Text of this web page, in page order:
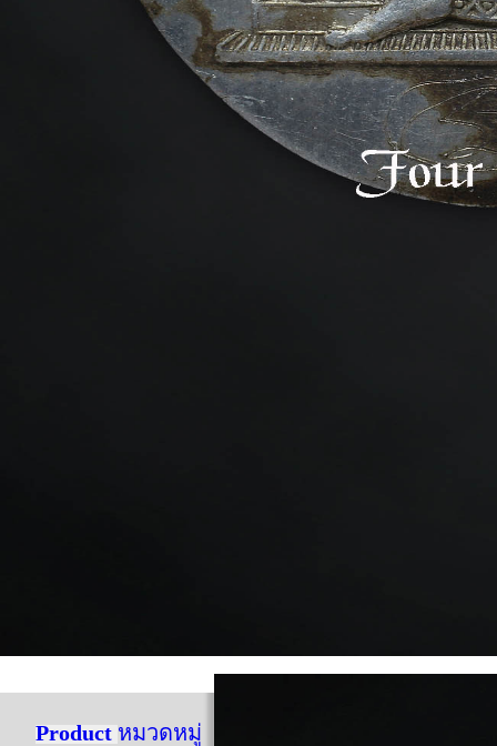
Product หมวดหมู่